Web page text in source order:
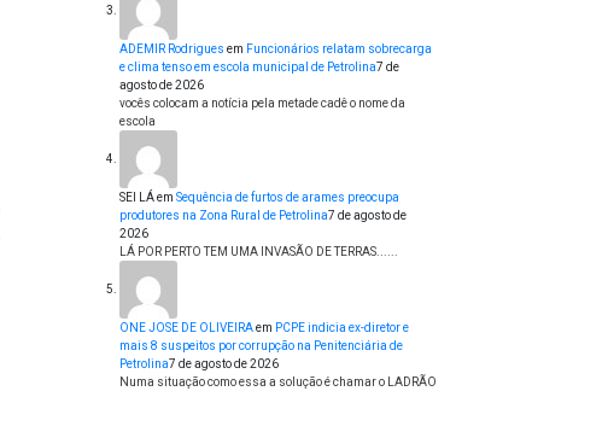
ADEMIR Rodrigues em Funcionários relatam sobrecarga
e clima tenso em escola municipal de Petrolina7 de
agosto de 2026
vocês colocam a notícia pela metade cadê o nome da
escola
SEI LÁem Sequência de furtos de arames preocupa
produtores na Zona Rural de Petrolina7 de agosto de
2026
LÁ POR PERTO TEM UMA INVASÃO DE TERRAS......
ONE JOSE DE OLIVEIRAem PCPE indicia ex-diretor e
mais 8 suspeitos por corrupção na Penitenciária de
Petrolina7 de agosto de 2026
Numa situação como essa a solução é chamar o LADRÃO